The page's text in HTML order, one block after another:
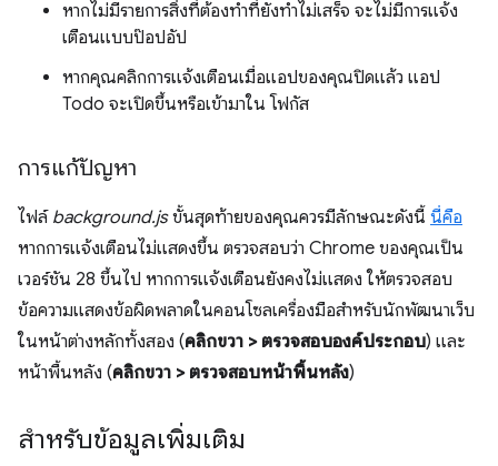
หากไม่มีรายการสิ่งที่ต้องทำที่ยังทำไม่เสร็จ จะไม่มีการแจ้ง
เตือนแบบป๊อปอัป
หากคุณคลิกการแจ้งเตือนเมื่อแอปของคุณปิดแล้ว แอป
Todo จะเปิดขึ้นหรือเข้ามาใน โฟกัส
การแก้ปัญหา
ไฟล์ background.jsขั้นสุดท้ายของคุณควรมีลักษณะดังนี้ นี่คือ
หากการแจ้งเตือนไม่แสดงขึ้น ตรวจสอบว่า Chrome ของคุณเป็น
เวอร์ชัน 28 ขึ้นไป หากการแจ้งเตือนยังคงไม่แสดง ให้ตรวจสอบ
ข้อความแสดงข้อผิดพลาดในคอนโซลเครื่องมือสำหรับนักพัฒนาเว็บ
ในหน้าต่างหลักทั้งสอง (คลิกขวา > ตรวจสอบองค์ประกอบ) และ
หน้าพื้นหลัง (คลิกขวา > ตรวจสอบหน้าพื้นหลัง)
สำหรับข้อมูลเพิ่มเติม